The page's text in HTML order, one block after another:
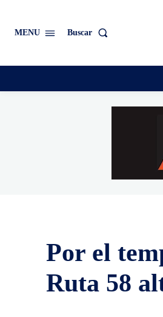
MENU Buscar
Por el
Ruta 58